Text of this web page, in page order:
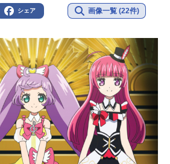
シェア 画像一覧 (22件)